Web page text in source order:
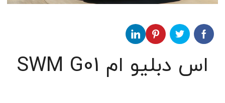
اس دبلیو ام SWM G01